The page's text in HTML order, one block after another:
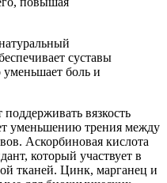
суставы
боль и
вязкость
уменьшению трения между
Аскорбиновая кислота
который участвует в
тканей. Цинк, марганец и